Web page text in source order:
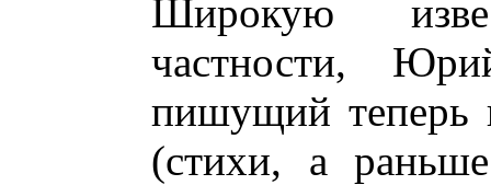
Широкую
частности,
пишущий теперь
(стихи, а